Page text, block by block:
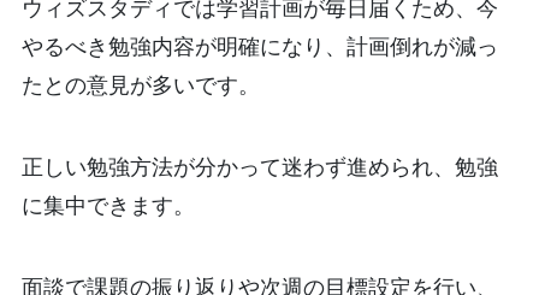
ウィズスタディでは学習計画が毎日届くため、今
やるべき勉強内容が明確になり、計画倒れが減っ
たとの意見が多いです。
正しい勉強方法が分かって迷わず進められ、勉強
に集中できます。
面談で課題の振り返りや次週の目標設定を行い、